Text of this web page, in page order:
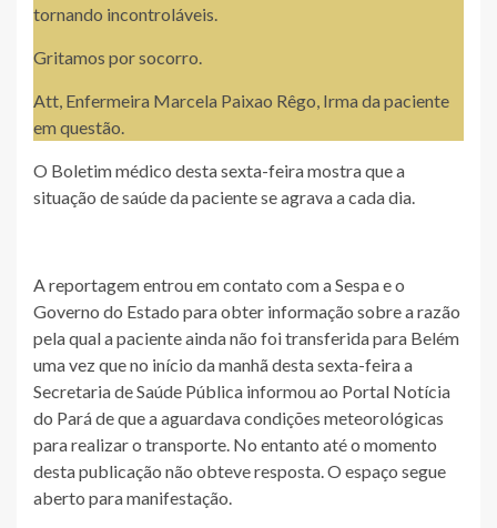
tornando incontroláveis.
Gritamos por socorro.
Att, Enfermeira Marcela Paixao Rêgo, Irma da paciente
em questão.
O Boletim médico desta sexta-feira mostra que a
situação de saúde da paciente se agrava a cada dia.
A reportagem entrou em contato com a Sespa e o
Governo do Estado para obter informação sobre a razão
pela qual a paciente ainda não foi transferida para Belém
uma vez que no início da manhã desta sexta-feira a
Secretaria de Saúde Pública informou ao Portal Notícia
do Pará de que a aguardava condições meteorológicas
para realizar o transporte. No entanto até o momento
desta publicação não obteve resposta. O espaço segue
aberto para manifestação.